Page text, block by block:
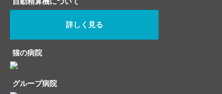
詳しく見る
猫の病院
グループ病院